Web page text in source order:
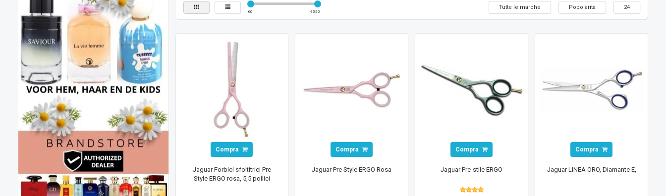
€0 €550
Tutte le marche Popolarità 24
Compra
Jaguar Forbici sfoltitrici Pre
Style ERGO rosa, 5,5 pollici
Compra
Jaguar Pre Style ERGO Rosa
Compra
Jaguar Pre-stile ERGO
Compra
Jaguar LINEA ORO, Diamante E,